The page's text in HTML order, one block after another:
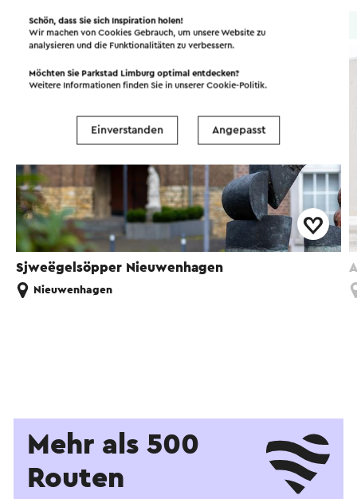
Sjweëgelsöpper Nieuwenhagen
Kunstwerk
Nieuwenhagen
Mehr als 500
Routen
Schön, dass Sie sich Inspiration holen!
Wir machen von Cookies Gebrauch, um unsere Website zu
analysieren und die Funktionalitäten zu verbessern.
Möchten Sie Parkstad Limburg optimal entdecken?
Weitere Informationen finden Sie in unsererCookie-Politik.
Einverstanden Angepasst